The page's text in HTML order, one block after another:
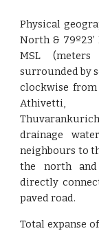
Physical
North &
MSL
surrounded by
clockwise from
Athivetti,
drainage
neighbours to
the north
directly
paved road.
Total expanse